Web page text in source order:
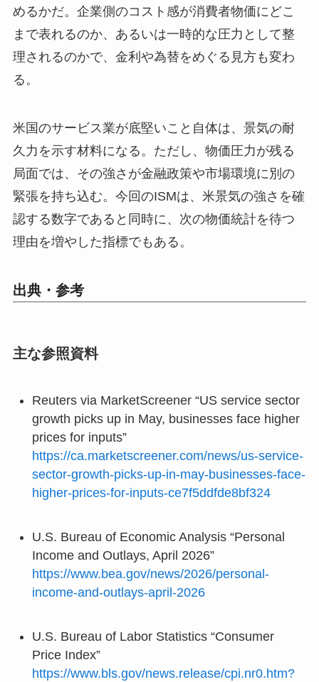
めるかだ。企業側のコスト感が消費者物価にどこ
まで表れるのか、あるいは一時的な圧力として整
理されるのかで、金利や為替をめぐる見方も変わ
る。
米国のサービス業が底堅いこと自体は、景気の耐
久力を示す材料になる。ただし、物価圧力が残る
局面では、その強さが金融政策や市場環境に別の
緊張を持ち込む。今回のISMは、米景気の強さを確
認する数字であると同時に、次の物価統計を待つ
理由を増やした指標でもある。
出典・参考
主な参照資料
Reuters via MarketScreener “US service sector
growth picks up in May, businesses face higher
prices for inputs”
https://ca.marketscreener.com/news/us-service-
sector-growth-picks-up-in-may-businesses-face-
higher-prices-for-inputs-ce7f5ddfde8bf324
U.S. Bureau of Economic Analysis “Personal
Income and Outlays, April 2026”
https://www.bea.gov/news/2026/personal-
income-and-outlays-april-2026
U.S. Bureau of Labor Statistics “Consumer
Price Index”
https://www.bls.gov/news.release/cpi.nr0.htm?